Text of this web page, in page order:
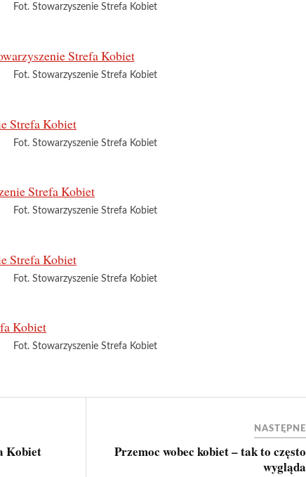
Fot. Stowarzyszenie Strefa Kobiet
Fot. Stowarzyszenie Strefa Kobiet
Fot. Stowarzyszenie Strefa Kobiet
Fot. Stowarzyszenie Strefa Kobiet
Fot. Stowarzyszenie Strefa Kobiet
Fot. Stowarzyszenie Strefa Kobiet
Kobiet
NASTĘPNE
Przemoc wobec kobiet – tak to często
wygląda